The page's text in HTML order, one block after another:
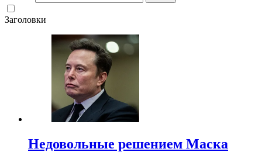
Заголовки
Недовольные решением Маска